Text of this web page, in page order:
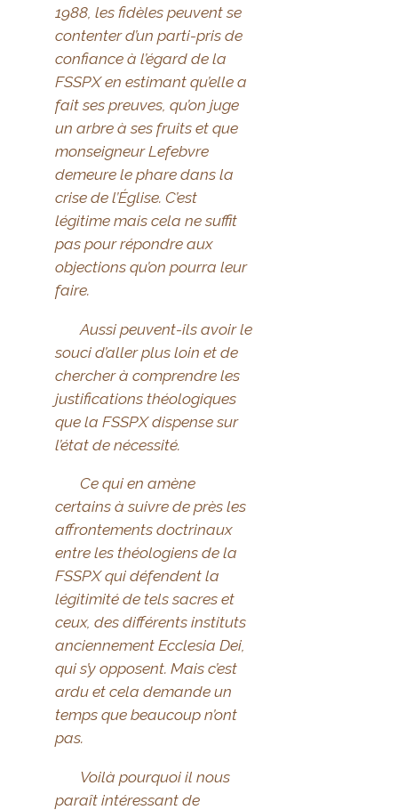
1988, les fidèles peuvent se
contenter d’un parti-pris de
confiance à l’égard de la
FSSPX en estimant qu’elle a
fait ses preuves, qu’on juge
un arbre à ses fruits et que
monseigneur Lefebvre
demeure le phare dans la
crise de l’Église. C’est
légitime mais cela ne suffit
pas pour répondre aux
objections qu’on pourra leur
faire.
Aussi peuvent-ils avoir le
souci d’aller plus loin et de
chercher à comprendre les
justifications théologiques
que la FSSPX dispense sur
l’état de nécessité.
Ce qui en amène
certains à suivre de près les
affrontements doctrinaux
entre les théologiens de la
FSSPX qui défendent la
légitimité de tels sacres et
ceux, des différents instituts
anciennement Ecclesia Dei,
qui s’y opposent. Mais c’est
ardu et cela demande un
temps que beaucoup n’ont
pas.
Voilà pourquoi il nous
paraît intéressant de